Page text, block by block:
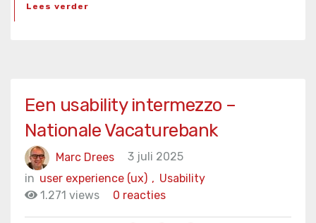
Lees verder
Een usability intermezzo –
Nationale Vacaturebank
Marc Drees
3 juli 2025
in
Usability
user experience (ux) ,
1.271 views
0 reacties